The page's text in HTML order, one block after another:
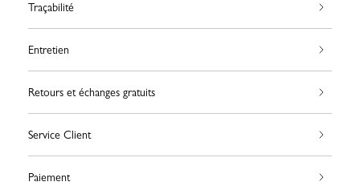
Traçabilité
Entretien
Retours et échanges gratuits
Service Client
Paiement